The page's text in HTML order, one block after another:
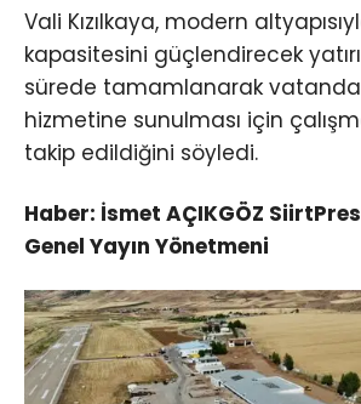
Vali Kızılkaya, modern
kapasitesini güçlendirecek
sürede tamamlanarak
hizmetine sunulması için
takip edildiğini söyledi.
Haber: İsmet AÇIKGÖZ
Genel Yayın Yönetmeni